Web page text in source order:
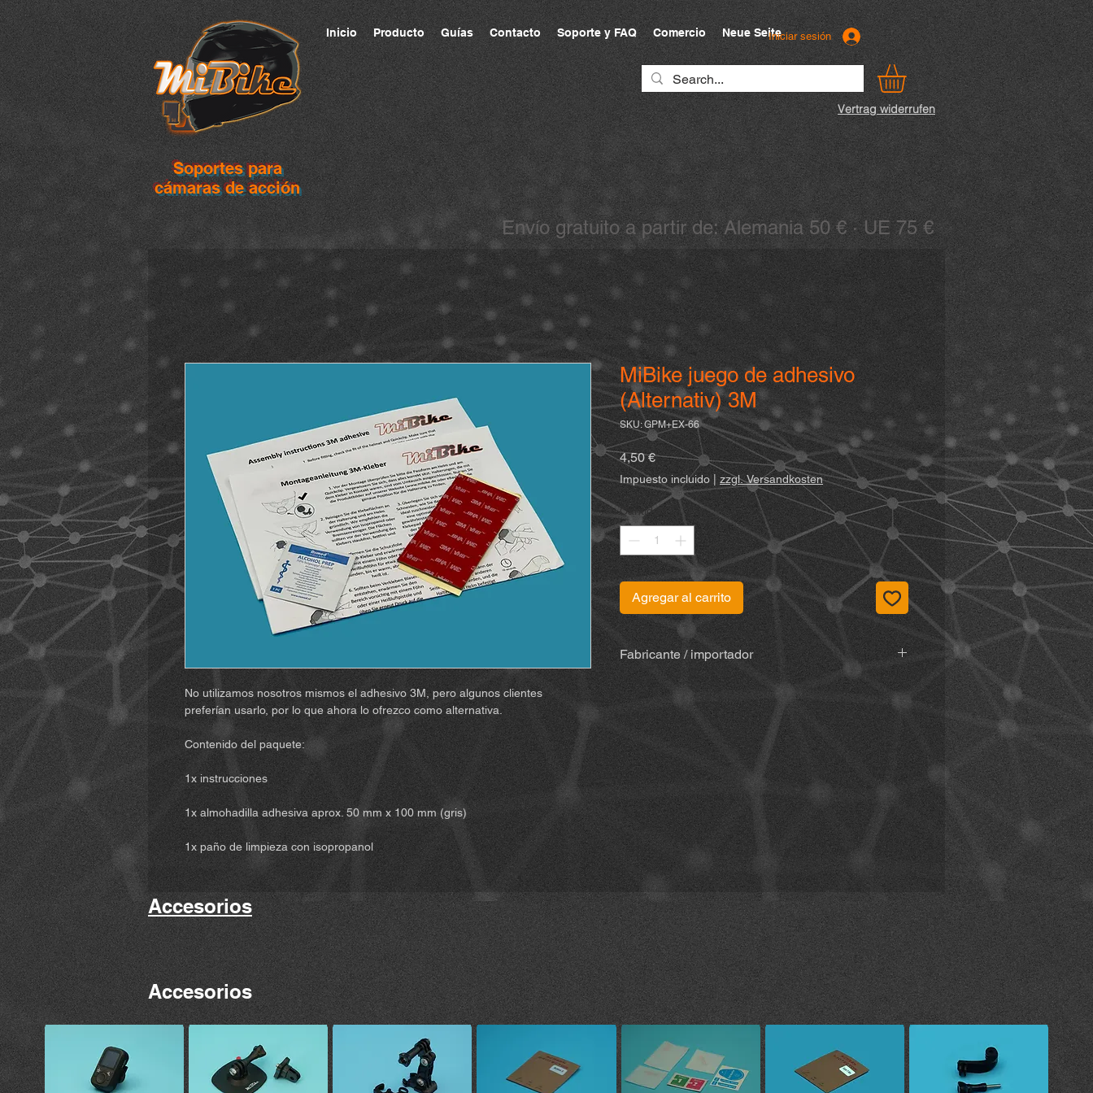
Soportes para
cámaras de acción
Envío gratuito a partir de: Alemania 50 € · UE 75 €
Inicio Producto Guías Contacto Soporte y FAQ Comercio Neue SeiteIniciar sesión
Vertrag widerrufen
No utilizamos nosotros mismos el adhesivo 3M, pero algunos clientes
preferían usarlo, por lo que ahora lo ofrezco como alternativa.
Contenido del paquete:
1x instrucciones
1x almohadilla adhesiva aprox. 50 mm x 100 mm (gris)
1x paño de limpieza con isopropanol
MiBike juego de adhesivo
(Alternativ) 3M
SKU: GPM+EX-66
4,50 €Precio
Impuesto incluido zzgl. Versandkosten
Cantidad
Agregar al carrito
Fabricante / importador
MiBike - Mike Becker, Vormholzer Ring 23, 58456
Witten, www.mibike.de
Accesorios
Accesorios